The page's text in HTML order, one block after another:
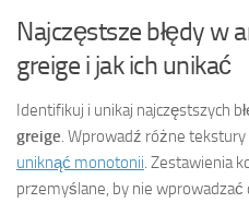
Najczęstsze błędy w
greige i jak ich unikać
Identifikuj i unikaj najczęstszych
greige. Wprowadź różne tekstury
uniknąć monotonii. Zestawienia
przemyślane, by nie